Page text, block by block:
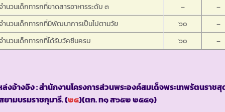
ำนวนเด็กทารกที่ขาดสารอาหารระดับ ๓
–
–
ำนวนเด็กทารกที่มีพัฒนาการเป็นไปตามวัย
๖๐
–
ำนวนเด็กทารกที่ได้รับวัคซีนครบ
๖๐ –
งอ้างอิง : สำนักงานโครงการส่วนพระองค์สมเด็จพระเทพรัตนราชสุ
ยามบรมราชกุมารี. (๒๔)(ตก. ท๑ ส๖๕๒ ๒๕๔๑)